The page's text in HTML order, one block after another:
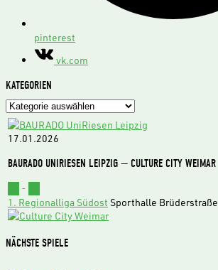
pinterest
vk.com
KATEGORIEN
Kategorien
17.01.2026
BAURADO UNIRIESEN LEIPZIG — CULTURE CITY WEIMAR
-
1. Regionalliga Südost Sporthalle Brüderstraße
NÄCHSTE SPIELE